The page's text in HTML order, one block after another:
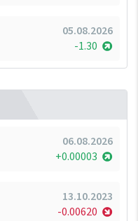
05.08.2026
-1.30
06.08.2026
+0.00003
13.10.2023
-0.00620